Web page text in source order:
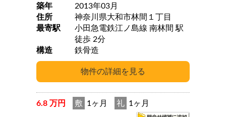
築年
2013年03月
住所
神奈川県大和市林間１丁目
最寄駅
小田急電鉄江ノ島線 南林間 駅
徒歩 2分
構造
鉄骨造
6.8 万円 敷 1ヶ月 礼 1ヶ月